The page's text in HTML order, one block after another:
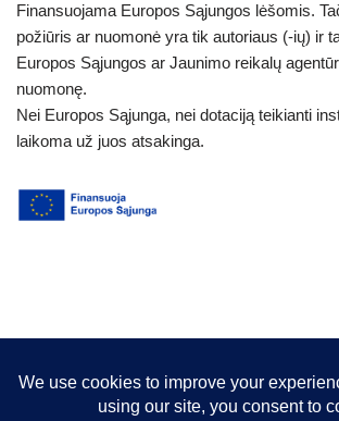
Finansuojama Europos Sąjungos lėšomis.
požiūris ar nuomonė yra tik autoriaus (-ių) ir
Europos Sąjungos ar Jaunimo reikalų
nuomonę.
Nei Europos Sąjunga, nei dotaciją teikianti
laikoma už juos atsakinga.